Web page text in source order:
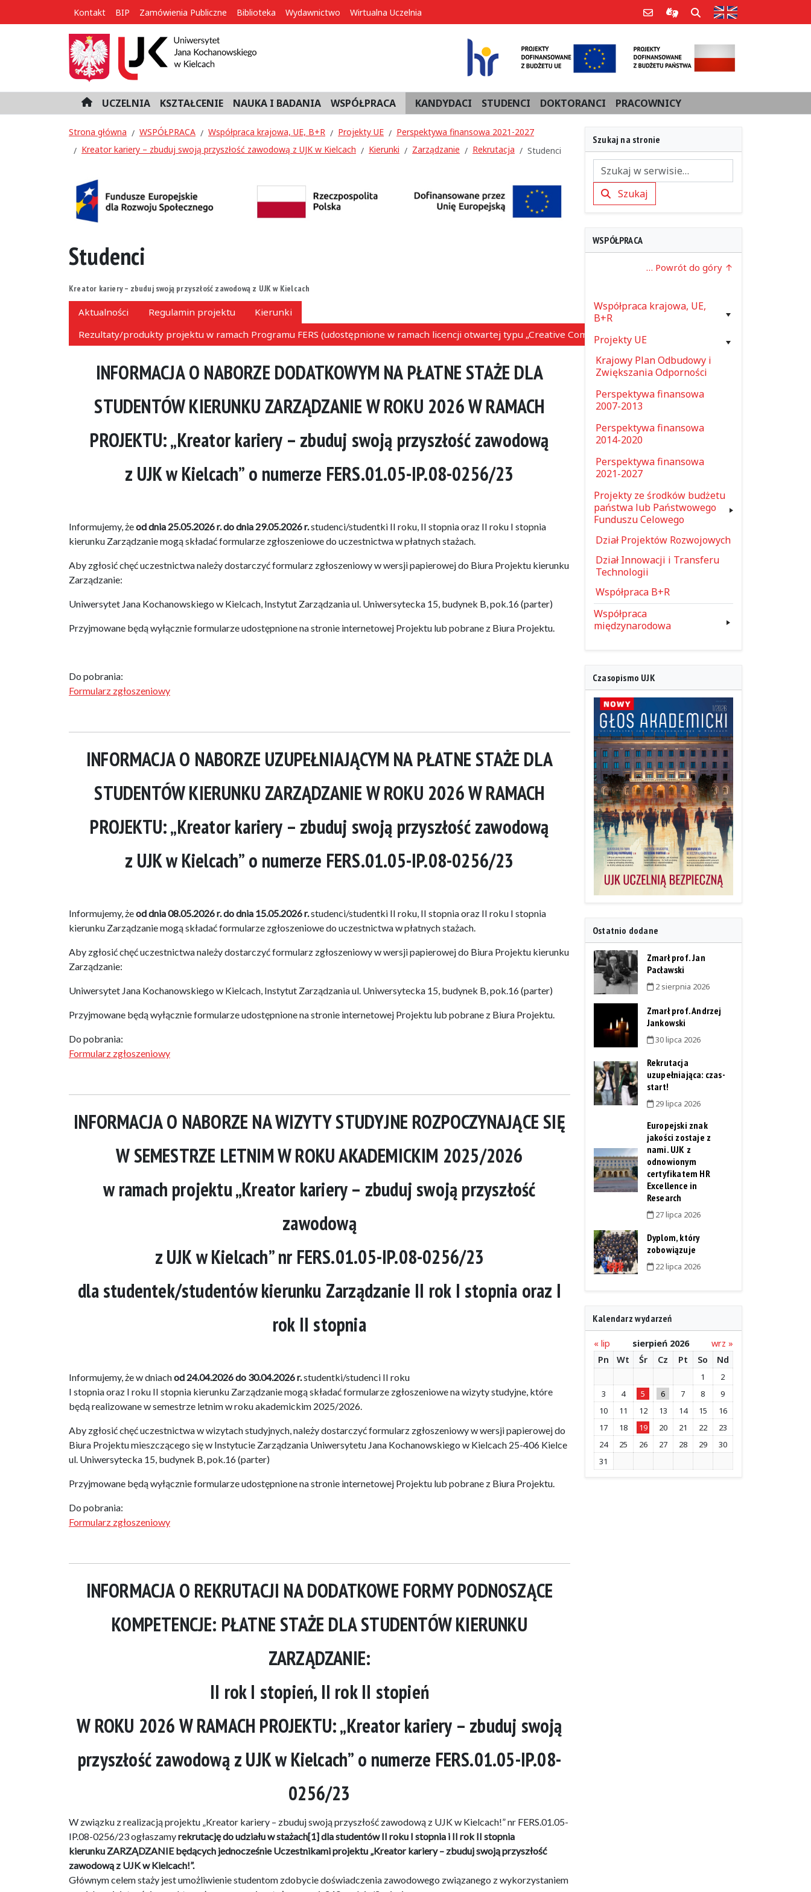
Kontakt BIP Zamówienia Publiczne Biblioteka Wydawnictwo Wirtualna Uczelnia Poczta e-mailInformacje dla użytkowników
Szukaj Strona w języku
H
o
m
e
UCZELNIA KSZTAŁCENIE NAUKA I BADANIA WSPÓŁPRACA KANDYDACI STUDENCI DOKTORANCI PRACOWNICY
Strona główna WSPÓŁPRACA Współpraca krajowa, UE, B+R Projekty UE
Perspektywa finansowa 2021-2027
Kreator kariery – zbuduj swoją przyszłość zawodową z UJK w Kielcach
Kierunki Zarządzanie Rekrutacja Studenci
Studenci
Kreator kariery – zbuduj swoją przyszłość zawodową z UJK w Kielcach
Aktualności Regulamin projektu
Kierunki
Rezultaty/produkty projektu w ramach Programu FERS (udostępnione w ramach licencji otwartej typu „Creative Commons”)
INFORMACJA O NABORZE DODATKOWYM NA PŁATNE STAŻE DLA
STUDENTÓW KIERUNKU ZARZĄDZANIE W ROKU 2026 W RAMACH
PROJEKTU: „Kreator kariery – zbuduj swoją przyszłość zawodową
z UJK w Kielcach” o numerze FERS.01.05-IP.08-0256/23
Informujemy, żeod dnia 25.05.2026 r. do dnia 29.05.2026 r.studenci/studentki II roku, II stopnia oraz II roku I stopnia
kierunku Zarządzanie mogą składać formularze zgłoszeniowe do uczestnictwa w płatnych stażach.
Aby zgłosić chęć uczestnictwa należy dostarczyć formularz zgłoszeniowy w wersji papierowej do Biura Projektu kierunku
Zarządzanie:
Uniwersytet Jana Kochanowskiego w Kielcach, Instytut Zarządzania ul. Uniwersytecka 15, budynek B, pok.16 (parter)
Przyjmowane będą wyłącznie formularze udostępnione na stronie internetowej Projektu lub pobrane z Biura Projektu.
Do pobrania:
Formularz zgłoszeniowy
INFORMACJA O NABORZE UZUPEŁNIAJĄCYM NA PŁATNE STAŻE DLA
STUDENTÓW KIERUNKU ZARZĄDZANIE W ROKU 2026 W RAMACH
PROJEKTU: „Kreator kariery – zbuduj swoją przyszłość zawodową
z UJK w Kielcach” o numerze FERS.01.05-IP.08-0256/23
Informujemy, żeod dnia 08.05.2026 r. do dnia 15.05.2026 r.studenci/studentki II roku, II stopnia oraz II roku I stopnia
kierunku Zarządzanie mogą składać formularze zgłoszeniowe do uczestnictwa w płatnych stażach.
Aby zgłosić chęć uczestnictwa należy dostarczyć formularz zgłoszeniowy w wersji papierowej do Biura Projektu kierunku
Zarządzanie:
Uniwersytet Jana Kochanowskiego w Kielcach, Instytut Zarządzania ul. Uniwersytecka 15, budynek B, pok.16 (parter)
Przyjmowane będą wyłącznie formularze udostępnione na stronie internetowej Projektu lub pobrane z Biura Projektu.
Do pobrania:
Formularz zgłoszeniowy
INFORMACJA O NABORZE NA WIZYTY STUDYJNE ROZPOCZYNAJĄCE SIĘ
W SEMESTRZE LETNIM W ROKU AKADEMICKIM 2025/2026
w ramach projektu „Kreator kariery – zbuduj swoją przyszłość
zawodową
z UJK w Kielcach” nr FERS.01.05-IP.08-0256/23
dla studentek/studentów kierunku Zarządzanie II rok I stopnia oraz I
rok II stopnia
Informujemy, że w dniachod 24.04.2026 do 30.04.2026 r.studentki/studenci II roku
I stopnia oraz I roku II stopnia kierunku Zarządzanie mogą składać formularze zgłoszeniowe na wizyty studyjne, które
będą realizowane w semestrze letnim w roku akademickim 2025/2026.
Aby zgłosić chęć uczestnictwa w wizytach studyjnych, należy dostarczyć formularz zgłoszeniowy w wersji papierowej do
Biura Projektu mieszczącego się w Instytucie Zarządzania Uniwersytetu Jana Kochanowskiego w Kielcach 25-406 Kielce
ul. Uniwersytecka 15, budynek B, pok.16 (parter)
Przyjmowane będą wyłącznie formularze udostępnione na stronie internetowej Projektu lub pobrane z Biura Projektu.
Do pobrania:
Formularz zgłoszeniowy
INFORMACJA O REKRUTACJI NA DODATKOWE FORMY PODNOSZĄCE
KOMPETENCJE: PŁATNE STAŻE DLA STUDENTÓW KIERUNKU
ZARZĄDZANIE:
II rok I stopień, II rok II stopień
W ROKU 2026 W RAMACH PROJEKTU: „Kreator kariery – zbuduj swoją
przyszłość zawodową z UJK w Kielcach” o numerze FERS.01.05-IP.08-
0256/23
W związku z realizacją projektu „Kreator kariery – zbuduj swoją przyszłość zawodową z UJK w Kielcach!” nr FERS.01.05-
IP.08-0256/23 ogłaszamyrekrutację do udziału w stażach[1] dla studentów II roku I stopnia i II rok II stopnia
kierunku ZARZĄDZANIE będących jednocześnie Uczestnikami projektu „Kreator kariery – zbuduj swoją przyszłość
zawodową z UJK w Kielcach!”.
Głównym celem staży jest umożliwienie studentom zdobycie doświadczenia zawodowego związanego z wykorzystaniem
Szukaj na stronie
SzukajSzukaj
WSPÓŁPRACA
… Powrót do góry
Współpraca krajowa, UE,
B+R
Projekty UE
Krajowy Plan Odbudowy i
Zwiększania Odporności
Perspektywa finansowa
2007-2013
Perspektywa finansowa
2014-2020
Perspektywa finansowa
2021-2027
Projekty ze środków budżetu
państwa lub Państwowego
Funduszu Celowego
Dział Projektów Rozwojowych
Dział Innowacji i Transferu
Technologii
Współpraca B+R
Współpraca
międzynarodowa
Czasopismo UJK
Ostatnio dodane
Zmarł prof. Jan
Pacławski
2 sierpnia 2026
Zmarł prof. Andrzej
Jankowski
30 lipca 2026
Rekrutacja
uzupełniająca: czas-
start!
29 lipca 2026
Europejski znak
jakości zostaje z
nami. UJK z
odnowionym
certyfikatem HR
Excellence in
Research
27 lipca 2026
Dyplom, który
zobowiązuje
22 lipca 2026
Kalendarz wydarzeń
« lip sierpień 2026
wrz »
Pn
Wt Śr Cz Pt So Nd
1
2
3
4 5 6 7 8
9
10
11 12 13 14 15
16
17
18 19 20 21 22
23
24
25 26 27 28 29
30
31